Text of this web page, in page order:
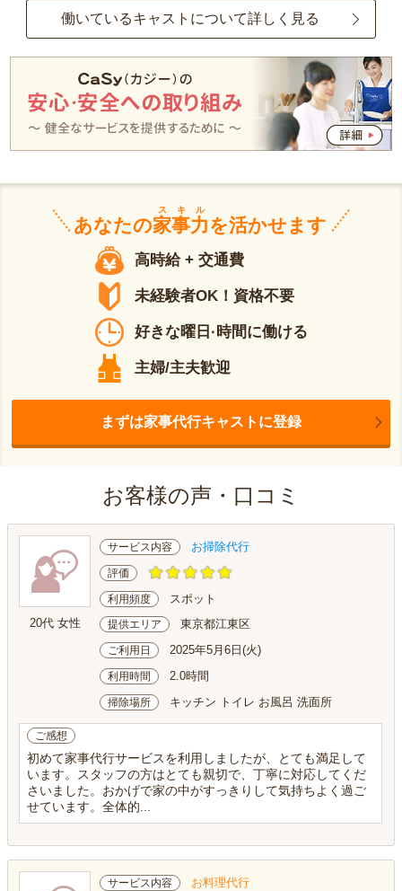
働いているキャストについて詳しく見る
あなたの家事力
スキル
を活かせます
高時給 + 交通費
未経験者OK！資格不要
好きな曜日·時間に働ける
主婦/主夫歓迎
まずは家事代行キャストに登録
お客様の声・口コミ
20代 女性
サービス内容 お掃除代行
評価
利用頻度 スポット
提供エリア 東京都江東区
ご利用日 2025年5月6日(火)
利用時間 2.0時間
掃除場所 キッチン トイレ お風呂 洗面所
ご感想
初めて家事代行サービスを利用しましたが、とても満足して
います。スタッフの方はとても親切で、丁寧に対応してくだ
さいました。おかげで家の中がすっきりして気持ちよく過ご
せています。全体的...
サービス内容 お料理代行